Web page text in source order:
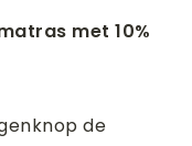
met 10%
de